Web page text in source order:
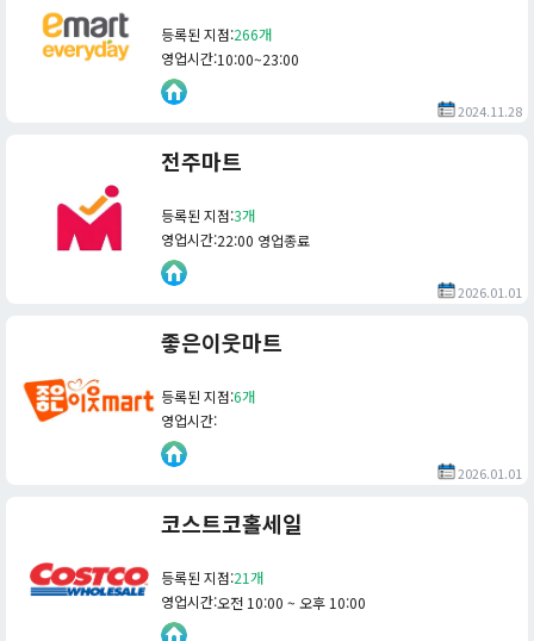
등록된 지점:266개
영업시간:10:00~23:00
2024.11.28
전주마트
등록된 지점:3개
영업시간:22:00 영업종료
2026.01.01
좋은이웃마트
등록된 지점:6개
영업시간:
2026.01.01
코스트코홀세일
등록된 지점:21개
영업시간:오전 10:00 ~ 오후 10:00